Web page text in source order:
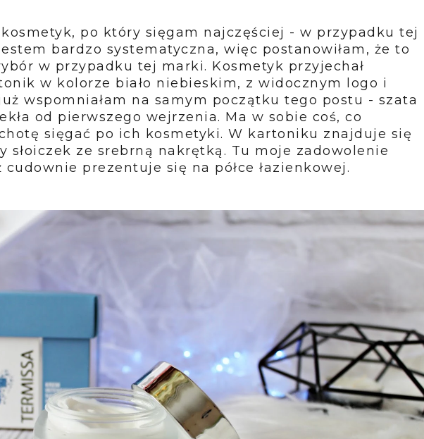
po który sięgam najczęściej - w przypadku tej
bardzo systematyczna, więc postanowiłam, że to
w przypadku tej marki. Kosmetyk przyjechał
w kolorze biało niebieskim, z widocznym logo i
wspomniałam na samym początku tego postu - szata
od pierwszego wejrzenia. Ma w sobie coś, co
sięgać po ich kosmetyki. W kartoniku znajduje się
słoiczek ze srebrną nakrętką. Tu moje zadowolenie
cudownie prezentuje się na półce łazienkowej.